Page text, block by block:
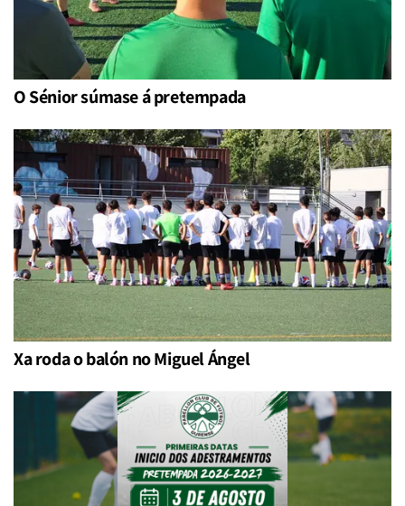
O Sénior súmase á pretempada
Xa roda o balón no Miguel Ángel